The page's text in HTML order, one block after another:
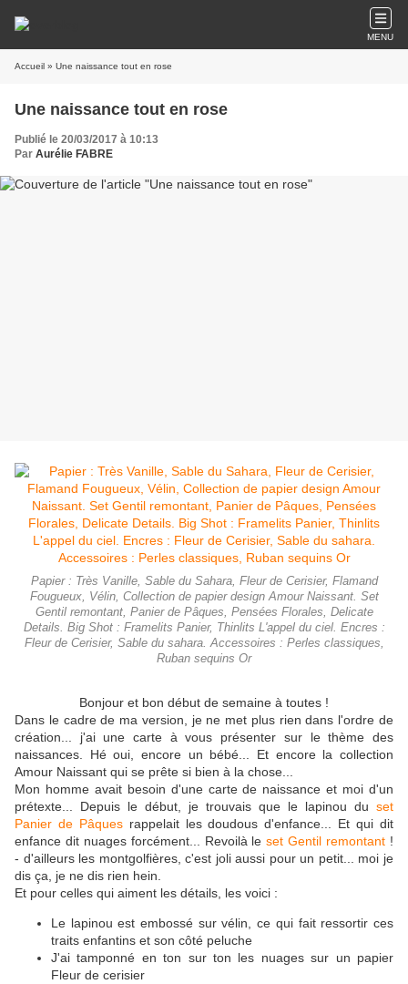
MENU
Accueil » Une naissance tout en rose
Une naissance tout en rose
Publié le 20/03/2017 à 10:13
Par Aurélie FABRE
Papier : Très Vanille, Sable du Sahara, Fleur de Cerisier, Flamand
Fougueux, Vélin, Collection de papier design Amour Naissant. Set
Gentil remontant, Panier de Pâques, Pensées Florales, Delicate
Details. Big Shot : Framelits Panier, Thinlits L'appel du ciel. Encres :
Fleur de Cerisier, Sable du sahara. Accessoires : Perles classiques,
Ruban sequins Or
Bonjour et bon début de semaine à toutes !
Dans le cadre de ma version, je ne met plus rien dans l'ordre de
création... j'ai une carte à vous présenter sur le thème des
naissances. Hé oui, encore un bébé... Et encore la collection
Amour Naissant qui se prête si bien à la chose...
Mon homme avait besoin d'une carte de naissance et moi d'un
prétexte... Depuis le début, je trouvais que le lapinou du set
Panier de Pâquesrappelait les doudous d'enfance... Et qui dit
enfance dit nuages forcément... Revoilà leset Gentil remontant !
- d'ailleurs les montgolfières, c'est joli aussi pour un petit... moi je
dis ça, je ne dis rien hein.
Et pour celles qui aiment les détails, les voici :
Le lapinou est embossé sur vélin, ce qui fait ressortir ces
traits enfantins et son côté peluche
J'ai tamponné en ton sur ton les nuages sur un papier
Fleur de cerisier